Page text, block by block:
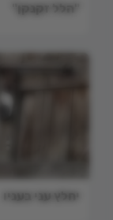
"הלל זקנקן"
יחלץ עני בעניו